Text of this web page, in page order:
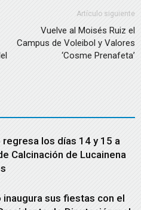
Artículo siguiente
Vuelve al Moisés Ruiz el
Campus de Voleibol y Valores
‘Cosme Prenafeta’
regresa los días 14 y 15 a
Calcinación de Lucainena
inaugura sus fiestas con el